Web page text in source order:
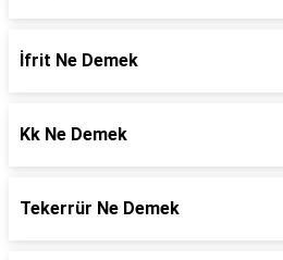
İfrit Ne Demek
Kk Ne Demek
Tekerrür Ne Demek